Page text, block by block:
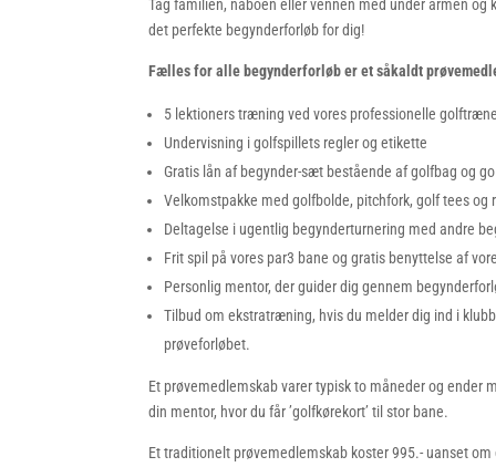
Tag familien, naboen eller vennen med under armen og
det perfekte begynderforløb for dig!
Fælles for alle begynderforløb er et såkaldt
5 lektioners træning ved vores professionelle
Undervisning i golfspillets regler og etikette
Gratis lån af begynder-sæt bestående af golfbag og
Velkomstpakke med golfbolde, pitchfork, golf tees og
Deltagelse i ugentlig begynderturnering med andre
Frit spil på vores par3 bane og gratis benyttelse af
Personlig mentor, der guider dig gennem
Tilbud om ekstratræning, hvis du melder dig ind i
prøveforløbet.
Et prøvemedlemskab varer typisk to måneder og ender
din mentor, hvor du får ’golfkørekort’ til stor bane.
Et traditionelt prøvemedlemskab koster 995.- uanset